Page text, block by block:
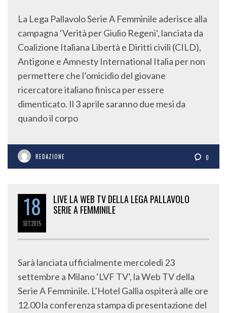
La Lega Pallavolo Serie A Femminile aderisce alla
campagna ‘Verità per Giulio Regeni‘, lanciata da
Coalizione Italiana Libertà e Diritti civili (CILD),
Antigone e Amnesty International Italia per non
permettere che l’omicidio del giovane
ricercatore italiano finisca per essere
dimenticato. Il 3 aprile saranno due mesi da
quando il corpo
REDAZIONE 0
18
SET2015
LIVE LA WEB TV DELLA LEGA PALLAVOLO
SERIE A FEMMINILE
Sarà lanciata ufficialmente mercoledì 23
settembre a Milano ‘LVF TV’, la Web TV della
Serie A Femminile. L’Hotel Gallia ospiterà alle ore
12.00 la conferenza stampa di presentazione del